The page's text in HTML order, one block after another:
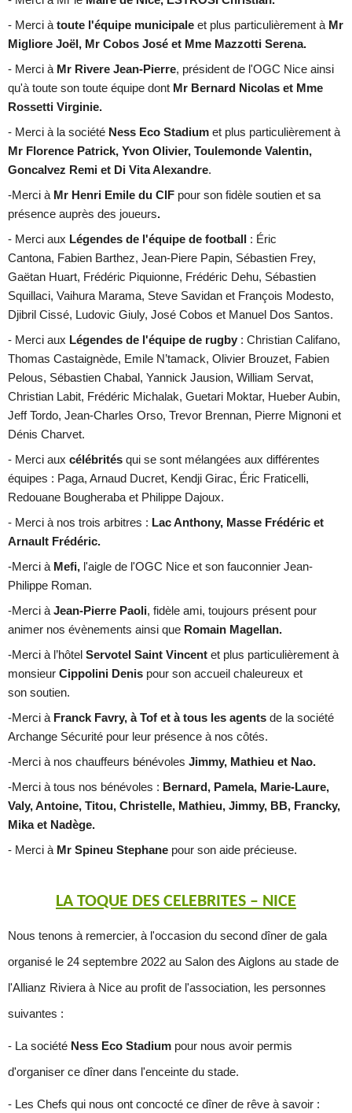
- Merci à toute l'équipe municipale et plus particulièrement à Mr
Migliore Joël, Mr Cobos José et Mme Mazzotti Serena.
- Merci à Mr Rivere Jean-Pierre, président de l'OGC Nice ainsi
qu'à toute son toute équipe dont Mr Bernard Nicolas et Mme
Rossetti Virginie.
- Merci à la société Ness Eco Stadium et plus particulièrement à
Mr Florence Patrick, Yvon Olivier, Toulemonde Valentin,
Goncalvez Remi et Di Vita Alexandre.
-Merci à Mr Henri Emile du CIF pour son fidèle soutien et sa
présence auprès des joueurs.
- Merci aux Légendes de l'équipe de football : Éric
Cantona, Fabien Barthez, Jean-Piere Papin, Sébastien Frey,
Gaëtan Huart, Frédéric Piquionne, Frédéric Dehu, Sébastien
Squillaci, Vaihura Marama, Steve Savidan et François Modesto,
Djibril Cissé, Ludovic Giuly, José Cobos et Manuel Dos Santos.
- Merci aux Légendes de l'équipe de rugby : Christian Califano,
Thomas Castaignède, Emile N’tamack, Olivier Brouzet, Fabien
Pelous, Sébastien Chabal, Yannick Jausion, William Servat,
Christian Labit, Frédéric Michalak, Guetari Moktar, Hueber Aubin,
Jeff Tordo, Jean-Charles Orso, Trevor Brennan, Pierre Mignoni et
Dénis Charvet.
- Merci aux célébrités qui se sont mélangées aux différentes
équipes : Paga, Arnaud Ducret, Kendji Girac, Éric Fraticelli,
Redouane Bougheraba et Philippe Dajoux.
- Merci à nos trois arbitres : Lac Anthony, Masse Frédéric et
Arnault Frédéric.
-Merci à Mefi, l'aigle de l'OGC Nice et son fauconnier Jean-
Philippe Roman.
-Merci à Jean-Pierre Paoli, fidèle ami, toujours présent pour
animer nos évènements ainsi que Romain Magellan.
-Merci à l’hôtel Servotel Saint Vincent et plus particulièrement à
monsieur Cippolini Denis pour son accueil chaleureux et
son soutien.
-Merci à Franck Favry, à Tof et à tous les agents de la société
Archange Sécurité pour leur présence à nos côtés.
-Merci à nos chauffeurs bénévoles Jimmy, Mathieu et Nao.
-Merci à tous nos bénévoles : Bernard, Pamela, Marie-Laure,
Valy, Antoine, Titou, Christelle, Mathieu, Jimmy, BB, Francky,
Mika et Nadège.
- Merci à Mr Spineu Stephane pour son aide précieuse.
LA TOQUE DES CELEBRITES – NICE
Nous tenons à remercier, à l'occasion du second dîner de gala
organisé le 24 septembre 2022 au Salon des Aiglons au stade de
l'Allianz Riviera à Nice au profit de l'association, les personnes
suivantes :
- La société Ness Eco Stadium pour nous avoir permis
d'organiser ce dîner dans l'enceinte du stade.
- Les Chefs qui nous ont concocté ce dîner de rêve à savoir :